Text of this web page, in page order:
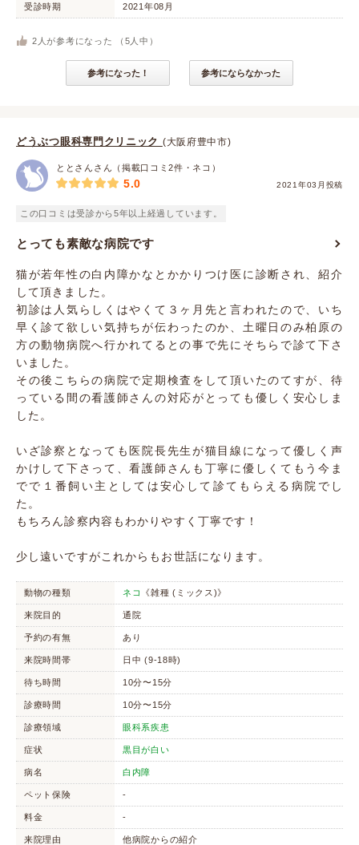
受診時期 2021年08月
2 人が参考になった （ 5 人中）
参考になった！ 参考にならなかった
どうぶつ眼科専門クリニック (大阪府豊中市)
ととさんさん（掲載口コミ2件・ネコ）
2021年03月投稿
5.0
この口コミは受診から5年以上経過しています。
とっても素敵な病院です
猫が若年性の白内障かなとかかりつけ医に診断され、紹介
して頂きました。
初診は人気らしくはやくて３ヶ月先と言われたので、いち
早く診て欲しい気持ちが伝わったのか、土曜日のみ柏原の
方の動物病院へ行かれてるとの事で先にそちらで診て下さ
いました。
その後こちらの病院で定期検査をして頂いたのてすが、待
っている間の看護師さんの対応がとっても優しく安心しま
した。
いざ診察となっても医院長先生が猫目線になって優しく声
かけして下さって、看護師さんも丁寧に優しくてもう今ま
でで１番飼い主としては安心して診てもらえる病院でし
た。
もちろん診察内容もわかりやすく丁寧です！
少し遠いですがこれからもお世話になります。
動物の種類 ネコ 《雑種 (ミックス)》
来院目的 通院
予約の有無 あり
来院時間帯 日中 (9-18時)
待ち時間 10分〜15分
診療時間 10分〜15分
診療領域 眼科系疾患
症状 黒目が白い
病名 白内障
ペット保険 -
料金 -
来院理由 他病院からの紹介